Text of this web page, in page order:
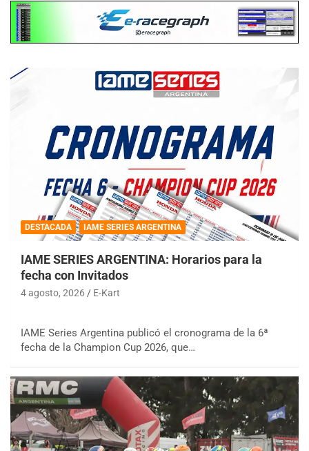
DESTACADA IAME SERIES ARGENTINA
IAME SERIES ARGENTINA: Horarios para la
fecha con Invitados
4 agosto, 2026 E-Kart
IAME Series Argentina publicó el cronograma de la 6ª
fecha de la Champion Cup 2026, que…